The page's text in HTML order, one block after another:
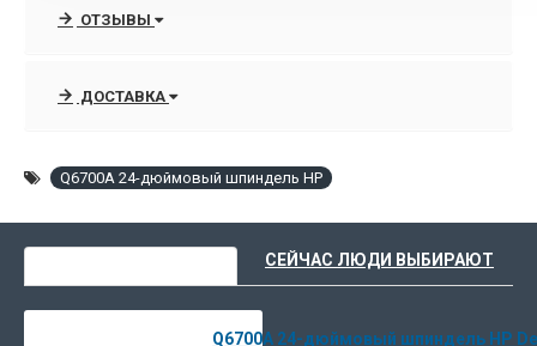
различных типах носителей, таких как фотобумага, носители
ОТЗЫВЫ
ДОСТАВКА
Q6700A 24-дюймовый шпиндель HP
СЕЙЧАС ЛЮДИ ВЫБИРАЮТ
Q6700A 24-дюймовый шпиндель HP